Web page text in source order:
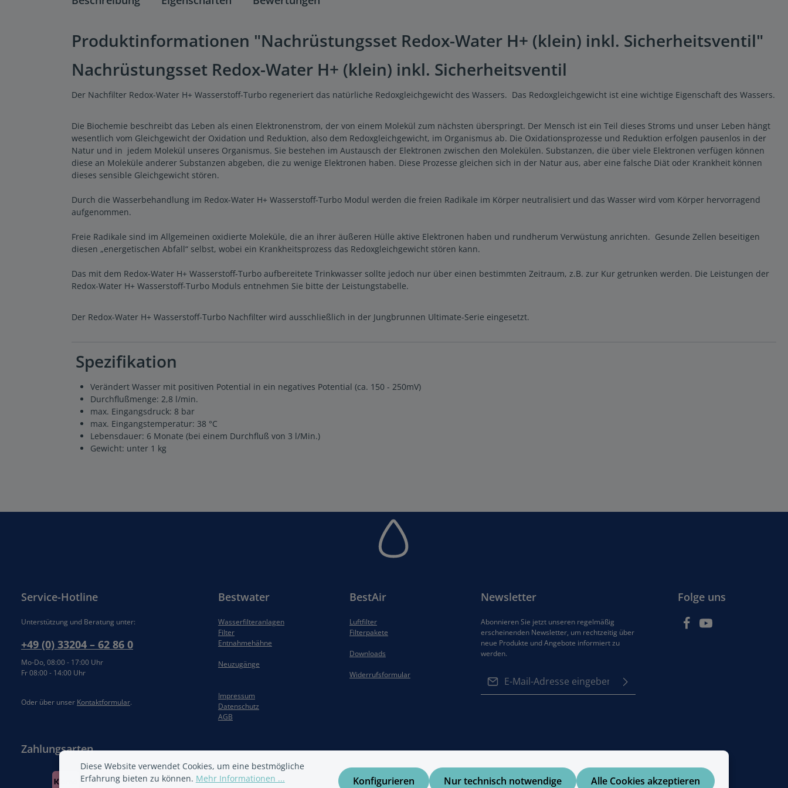
Produktinformationen "Nachrüstungsset Redox-Water H+ (klein) inkl. Sicherheitsventil"
Nachrüstungsset Redox-Water H+ (klein) inkl. Sicherheitsventil
Der Nachfilter Redox-Water H+ Wasserstoff-Turbo regeneriert das natürliche Redoxgleichgewicht des Wassers. Das Redoxgleichgewicht ist eine wichtige Eigenschaft des Wassers.
Die Biochemie beschreibt das Leben als einen Elektronenstrom, der von einem Molekül zum nächsten überspringt. Der Mensch ist ein Teil dieses Stroms und unser Leben hängt
wesentlich vom Gleichgewicht der Oxidation und Reduktion, also dem Redoxgleichgewicht, im Organismus ab. Die Oxidationsprozesse und Reduktion erfolgen pausenlos in der
Natur und in jedem Molekül unseres Organismus. Sie bestehen im Austausch der Elektronen zwischen den Molekülen. Substanzen, die über viele Elektronen verfügen können
diese an Moleküle anderer Substanzen abgeben, die zu wenige Elektronen haben. Diese Prozesse gleichen sich in der Natur aus, aber eine falsche Diät oder Krankheit können
dieses sensible Gleichgewicht stören.
Durch die Wasserbehandlung im Redox-Water H+ Wasserstoff-Turbo Modul werden die freien Radikale im Körper neutralisiert und das Wasser wird vom Körper hervorragend
aufgenommen.
Freie Radikale sind im Allgemeinen oxidierte Moleküle, die an ihrer äußeren Hülle aktive Elektronen haben und rundherum Verwüstung anrichten. Gesunde Zellen beseitigen
diesen „energetischen Abfall“ selbst, wobei ein Krankheitsprozess das Redoxgleichgewicht stören kann.
Das mit dem Redox-Water H+ Wasserstoff-Turbo aufbereitete Trinkwasser sollte jedoch nur über einen bestimmten Zeitraum, z.B. zur Kur getrunken werden. Die Leistungen der
Redox-Water H+ Wasserstoff-Turbo Moduls entnehmen Sie bitte der Leistungstabelle.
Der Redox-Water H+ Wasserstoff-Turbo Nachfilter wird ausschließlich in der Jungbrunnen Ultimate-Serie eingesetzt.
Spezifikation
Verändert Wasser mit positiven Potential in ein negatives Potential (ca. 150 - 250mV)
Durchflußmenge: 2,8 l/min.
max. Eingangsdruck: 8 bar
max. Eingangstemperatur: 38 °C
Lebensdauer: 6 Monate (bei einem Durchfluß von 3 l/Min.)
Gewicht: unter 1 kg
Service-Hotline
Unterstützung und Beratung unter:
+49 (0) 33204 – 62 86 0
Mo-Do, 08:00 - 17:00 Uhr
Fr 08:00 - 14:00 Uhr
Oder über unser Kontaktformular.
Bestwater
Wasserfilteranlagen
Filter
Entnahmehähne
Neuzugänge
Impressum
Datenschutz
AGB
BestAir
Luftfilter
Filterpakete
Downloads
Widerrufsformular
Newsletter
Abonnieren Sie jetzt unseren regelmäßig
erscheinenden Newsletter, um rechtzeitig über
neue Produkte und Angebote informiert zu
werden.
Folge uns
Zahlungsarten
Diese Website verwendet Cookies, um eine bestmögliche
Erfahrung bieten zu können. Mehr Informationen ... Nur technisch notwendige
Konfigurieren Alle Cookies akzeptieren